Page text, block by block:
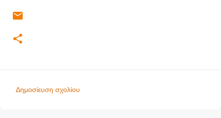
Δημοσίευση σχολίου